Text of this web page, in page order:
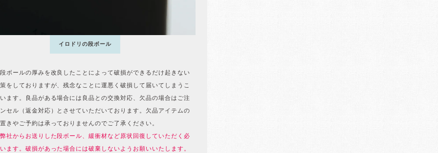
イロドリの段ボール
ボールの厚みを改良したことによって破損ができるだけ起きない
をしておりますが、残念なことに運悪く破損して届いてしまうこ
ます。良品がある場合には良品との交換対応、欠品の場合はご注
セル（返金対応）とさせていただいております。欠品アイテムの
きやご予約は承っておりませんのでご了承ください。
社からお送りした段ボール、緩衝材など原状回復していただく必
ます。破損があった場合には破棄しないようお願いいたします。